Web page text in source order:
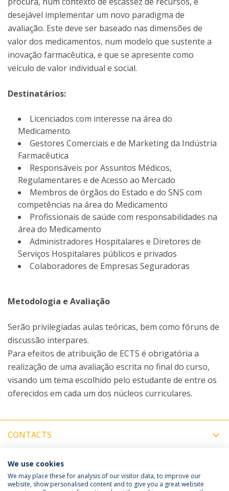
desejável implementar um novo paradigma de
avaliação. Este deve ser baseado nas dimensões de
valor dos medicamentos, num modelo que sustente a
inovação farmacêutica, e que se apresente como
veículo de valor individual e social.
Destinatários:
Licenciados com interesse na área do
Medicamento
Gestores Comerciais e de Marketing da Indústria
Farmacêutica
Responsáveis por Assuntos Médicos,
Regulamentares e de Acesso ao Mercado
Membros de órgãos do Estado e do SNS com
competências na área do Medicamento
Profissionais de saúde com responsabilidades na
área do Medicamento
Administradores Hospitalares e Diretores de
Serviços Hospitalares públicos e privados
Colaboradores de Empresas Seguradoras
Metodologia e Avaliação
Serão privilegiadas aulas teóricas, bem como fóruns de
discussão interpares.
Para efeitos de atribuição de ECTS é obrigatória a
realização de uma avaliação escrita no final do curso,
visando um tema escolhido pelo estudante de entre os
oferecidos em cada um dos núcleos curriculares.
CONTACTS
MORE INFORMATION
We use cookies
We may place these for analysis of our visitor data, to improve our
website, show personalised content and to give you a great website